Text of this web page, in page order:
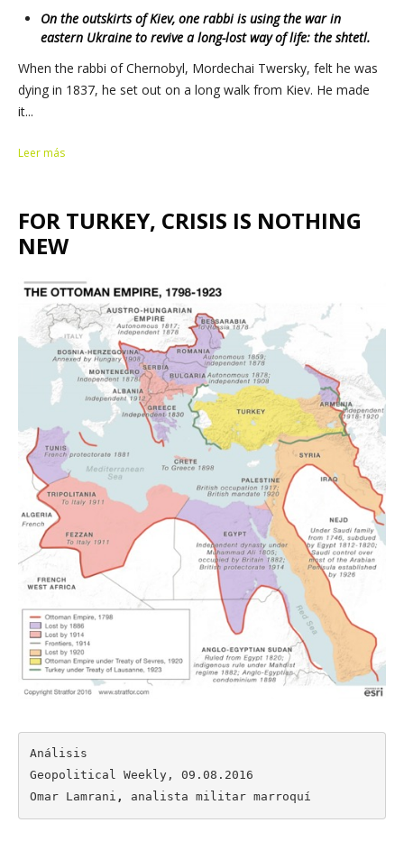
On the outskirts of Kiev, one rabbi is using the war in
eastern Ukraine to revive a long-lost way of life: the shtetl.
When the rabbi of Chernobyl, Mordechai Twersky, felt he was
dying in 1837, he set out on a long walk from Kiev. He made
it...
Leer más
FOR TURKEY, CRISIS IS NOTHING
NEW
Análisis
Geopolitical Weekly, 09.08.2016
Omar Lamrani , analista militar marroquí